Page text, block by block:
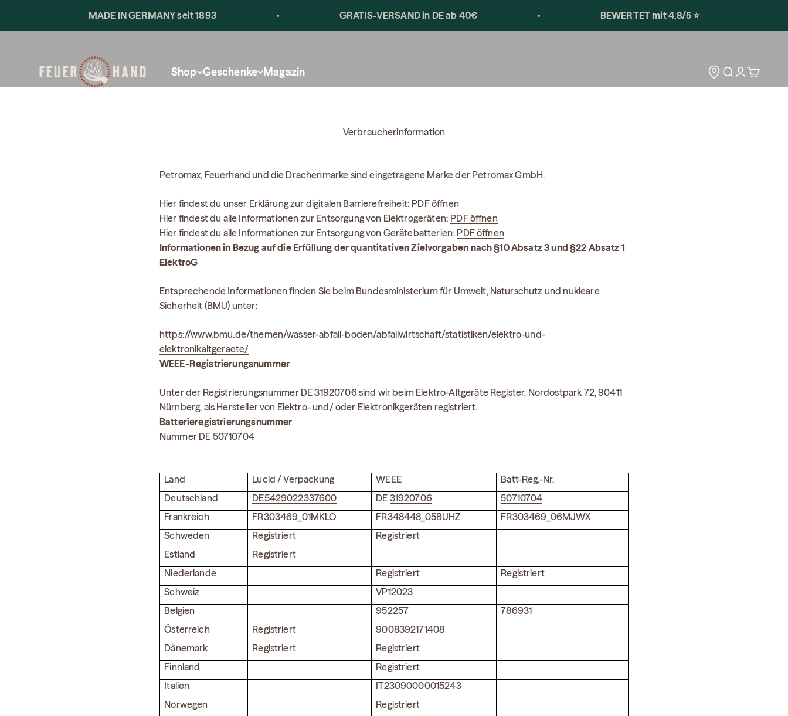
MADE IN GERMANY seit 1893 GRATIS-VERSAND in DE ab 40€ BEWERTET mit 4,8/5 ⭐️
Shop Geschenke Magazin
Storelocator
Open search
Open
Open
Lichtblicke für dein Postfach.
Verbraucherinformation
Petromax, Feuerhand und die Drachenmarke sind eingetragene Marke der Petromax GmbH.
Hier findest du unser Erklärung zur digitalen Barrierefreiheit: PDF öffnen
Hier findest du alle Informationen zur Entsorgung von Elektrogeräten: PDF öffnen
Hier findest du alle Informationen zur Entsorgung von Gerätebatterien: PDF öffnen
Informationen in Bezug auf die Erfüllung der quantitativen Zielvorgaben nach §10 Absatz 3 und §22 Absatz 1
ElektroG
Entsprechende Informationen finden Sie beim Bundesministerium für Umwelt, Naturschutz und nukleare
Sicherheit (BMU) unter:
https://www.bmu.de/themen/wasser-abfall-boden/abfallwirtschaft/statistiken/elektro-und-
elektronikaltgeraete/
WEEE-Registrierungsnummer
Unter der Registrierungsnummer DE 31920706 sind wir beim Elektro-Altgeräte Register, Nordostpark 72, 90411
Nürnberg, als Hersteller von Elektro- und/ oder Elektronikgeräten registriert.
Batterieregistrierungsnummer
Nummer DE 50710704
Land Lucid / Verpackung WEEE
Batt-Reg.-Nr.
Deutschland
DE5429022337600 DE 31920706
50710704
Frankreich
FR303469_01MKLO FR348448_05BUHZ
FR303469_06MJWX
Schweden
Registriert
Registriert
Estland
Registriert
Niederlande
Registriert
Registriert
Schweiz
VP12023
Belgien
952257
786931
Österreich
Registriert
9008392171408
Dänemark
Registriert
Registriert
Finnland
Registriert
Italien
IT23090000015243
Norwegen
Registriert